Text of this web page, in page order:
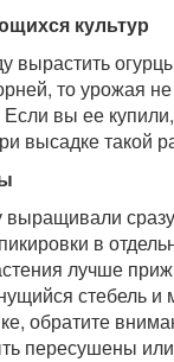
культур
вырастить
то урожая
вы ее
высадке такой
в
лучше
стебель
обратите
пересушены